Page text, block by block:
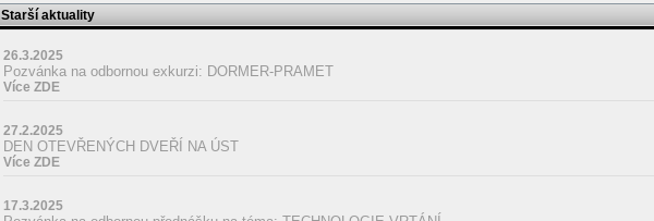
Starší aktuality
26.3.2025
Pozvánka na odbornou exkurzi: DORMER-PRAMET
Více ZDE
27.2.2025
DEN OTEVŘENÝCH DVEŘÍ NA ÚST
Více ZDE
17.3.2025